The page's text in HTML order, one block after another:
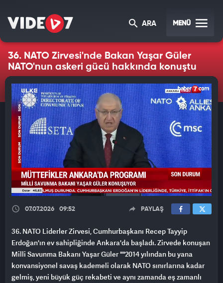
ARA MENÜ
36. NATO Zirvesi'nde Bakan Yaşar Güler
NATO'nun askeri gücü hakkında konuştu
07.07.2026 09:52 PAYLAŞ
36. NATO Liderler Zirvesi, Cumhurbaşkanı Recep Tayyip
Erdoğan'ın ev sahipliğinde Ankara'da başladı. Zirvede konuşan
Milli Savunma Bakanı Yaşar Güler ""2014 yılından bu yana
konvansiyonel savaş kademeli olarak NATO sınırlarına kadar
gelmiş, yeni büyük güç rekabeti ve aynı zamanda eş zamanlı